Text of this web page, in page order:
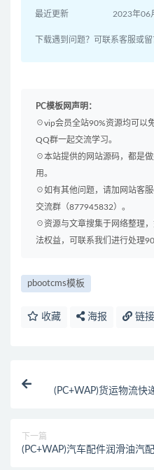
最近更新 2023年06
下载遇到问题？可联系客服或
PC模板网声明：
☉vip会员全站90%资源均可以
QQ群一起交流学习。
☉本站提供的网站源码，都是
用。
☉如有其他问题，请加网站客
交流群（877945832）。
☉资源与文章搜集于网络整理
法权益，可联系我们进行处理
pbootcms模板
收藏 海报 链接
(PC+WAP)货运物流快
下一篇
(PC+WAP)汽车配件润滑油汽